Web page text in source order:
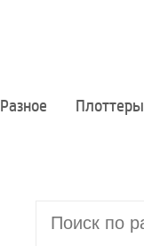
Разное Плоттеры